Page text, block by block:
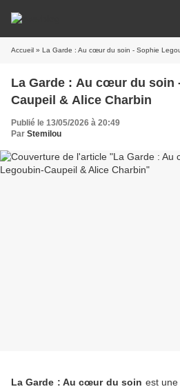
Accueil » La Garde : Au cœur du soin - Sophie
La Garde : Au cœur du soin
Caupeil & Alice Charbin
Publié le 13/05/2026 à 20:49
Par Stemilou
La Garde : Au cœur du soin est